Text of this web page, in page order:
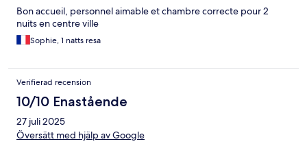
Bon accueil, personnel aimable et chambre correcte pour 2
nuits en centre ville
Sophie, 1 natts resa
Verifierad recension
10/10 Enastående
27 juli 2025
Översätt med hjälp av Google